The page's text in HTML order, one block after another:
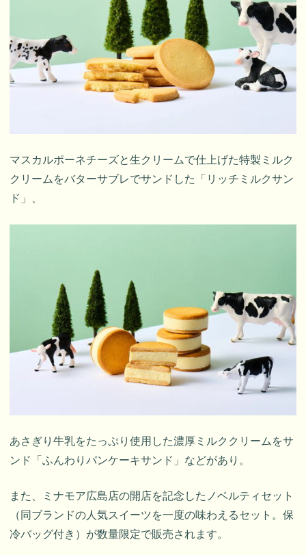
マスカルポーネチーズと生クリームで仕上げた特製ミルク
クリームをバターサブレでサンドした「リッチミルクサン
ド」、
あさぎり牛乳をたっぷり使用した濃厚ミルククリームをサ
ンド「ふんわりパンケーキサンド」などがあり。
また、ミナモア広島店の開店を記念したノベルティセット
（同ブランドの人気スイーツを一度の味わえるセット。保
冷バッグ付き）が数量限定で販売されます。